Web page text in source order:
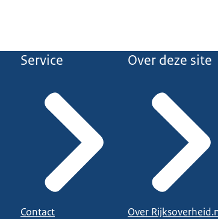
Service
Contact
Over deze site
Over